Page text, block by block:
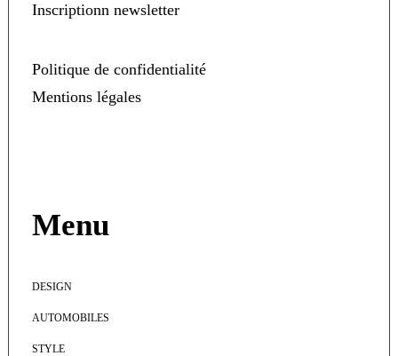
Inscriptionn newsletter
Politique de confidentialité
Mentions légales
Menu
DESIGN
AUTOMOBILES
STYLE